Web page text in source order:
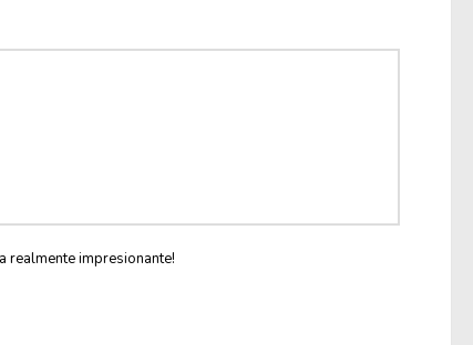
realmente impresionante!